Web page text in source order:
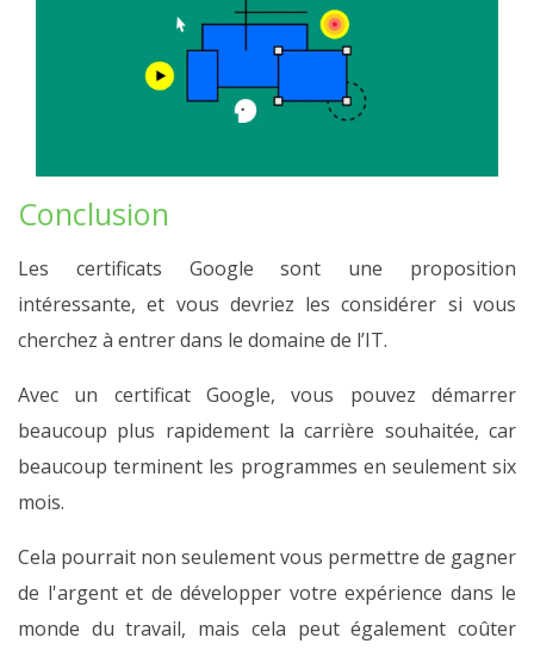
Conclusion
Les certificats Google sont une proposition
intéressante, et vous devriez les considérer si vous
cherchez à entrer dans le domaine de l’IT.
Avec un certificat Google, vous pouvez démarrer
beaucoup plus rapidement la carrière souhaitée, car
beaucoup terminent les programmes en seulement six
mois.
Cela pourrait non seulement vous permettre de gagner
de l'argent et de développer votre expérience dans le
monde du travail, mais cela peut également coûter